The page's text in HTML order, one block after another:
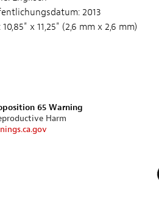
2013
x 11,25" (2,6 mm x 2,6 mm)
65 Warning
Harm